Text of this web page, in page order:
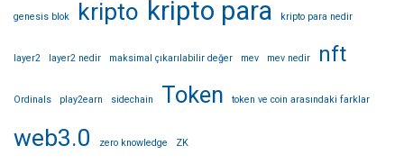
genesis blok kripto kripto para kripto para nedir
layer2 layer2 nedir maksimal çıkarılabilir değer mev mev nedir nft
Ordinals play2earn sidechain Token token ve coin arasındaki farklar
web3.0 zero knowledge ZK